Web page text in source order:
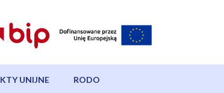
UNIJNE RODO